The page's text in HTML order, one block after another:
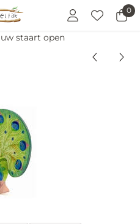
gesloten. 0
staart open